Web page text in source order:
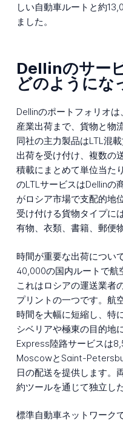
しい自動車ルートと約
ました。
Dellinのサー
どのようにな
Dellinのポートフォリオ
産業出荷まで、貨物と物
同社の主力製品はLTL混
出荷を受け付け、複数の
積載にまとめて単位当た
のLTLサービスはDellinの
がロシア市場で支配的地
受け付ける貨物タイプに
有物、衣類、書籍、郵便
時間が重要な出荷につい
40,000の国内ルートで航
これはロシアの運送業者
プリントの一つです。航
時間を大幅に短縮し、特
シベリアや極東の目的地
Express陸路サービスは
MoscowとSaint-
日の配送を提供します。
約ツールを通じて独立し
標準自動車ネットワーク